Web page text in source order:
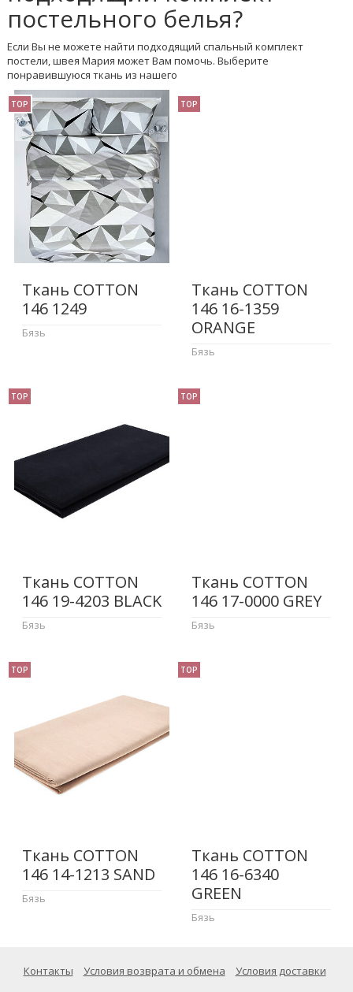
постельного белья?
Если Вы не можете найти подходящий спальный комплект
постели, швея Мария может Вам помочь. Выберите
понравившуюся ткань из нашего
TOP
Ткань COTTON
146 1249
Бязь
TOP
Ткань COTTON
146 16-1359
ORANGE
Бязь
TOP
Ткань COTTON
146 19-4203 BLACK
Бязь
TOP
Ткань COTTON
146 17-0000 GREY
Бязь
TOP
Ткань COTTON
146 14-1213 SAND
Бязь
TOP
Ткань COTTON
146 16-6340
GREEN
Бязь
Контакты Условия возврата и обмена Условия доставки